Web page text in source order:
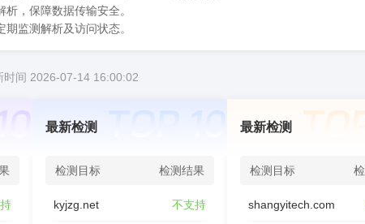
，保障数据传输安全。
监测解析及访问状态。
时间 2026-07-14 16:00:02
最新检测
检测目标 检测结果
kyjzg.net 不支持
最新检测
检测目标
shangyitech.com